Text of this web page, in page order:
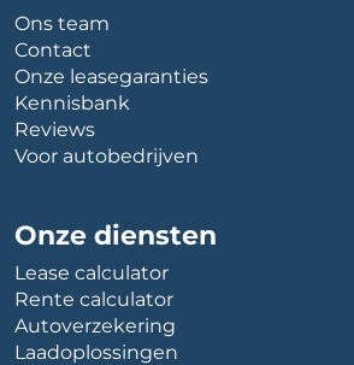
Ons team
Contact
Onze leasegaranties
Kennisbank
Reviews
Voor autobedrijven
Onze diensten
Lease calculator
Rente calculator
Autoverzekering
Laadoplossingen